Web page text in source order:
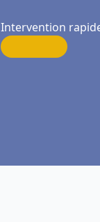
Intervention